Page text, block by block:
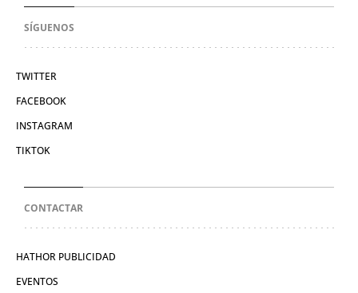
SÍGUENOS
TWITTER
FACEBOOK
INSTAGRAM
TIKTOK
CONTACTAR
HATHOR PUBLICIDAD
EVENTOS